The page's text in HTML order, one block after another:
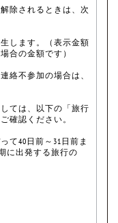
除されるときは、次
します。（表示金額
合の金額です）
絡不参加の場合は、
ては、以下の「旅行
確認ください。
て40日前～31日前ま
に出発する旅行の